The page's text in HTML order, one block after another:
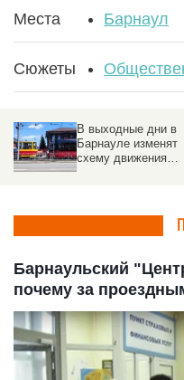
Места Барнаул
Сюжеты
В выходные дни в
Барнауле изменят
схему движения
Барнаульский
почему за